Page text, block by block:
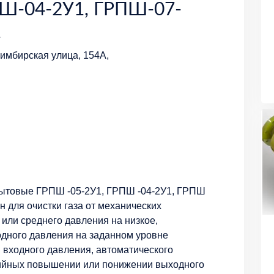
04-2У1, ГРПШ-07-
улица, 154А,
ГРПШ -05-2У1, ГРПШ -04-2У1, ГРПШ
очистки газа от механических
среднего давления на низкое,
давления на заданном уровне
давления, автоматического
повышении или понижении выходного